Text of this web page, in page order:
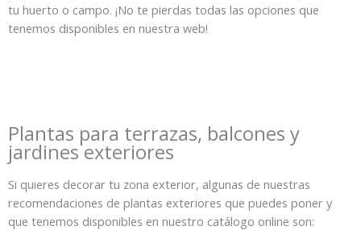
tu huerto o campo. ¡No te pierdas todas las opciones que
tenemos disponibles en nuestra web!
Plantas para terrazas, balcones y
jardines exteriores
Si quieres decorar tu zona exterior, algunas de nuestras
recomendaciones de plantas exteriores que puedes poner y
que tenemos disponibles en nuestro catálogo online son: